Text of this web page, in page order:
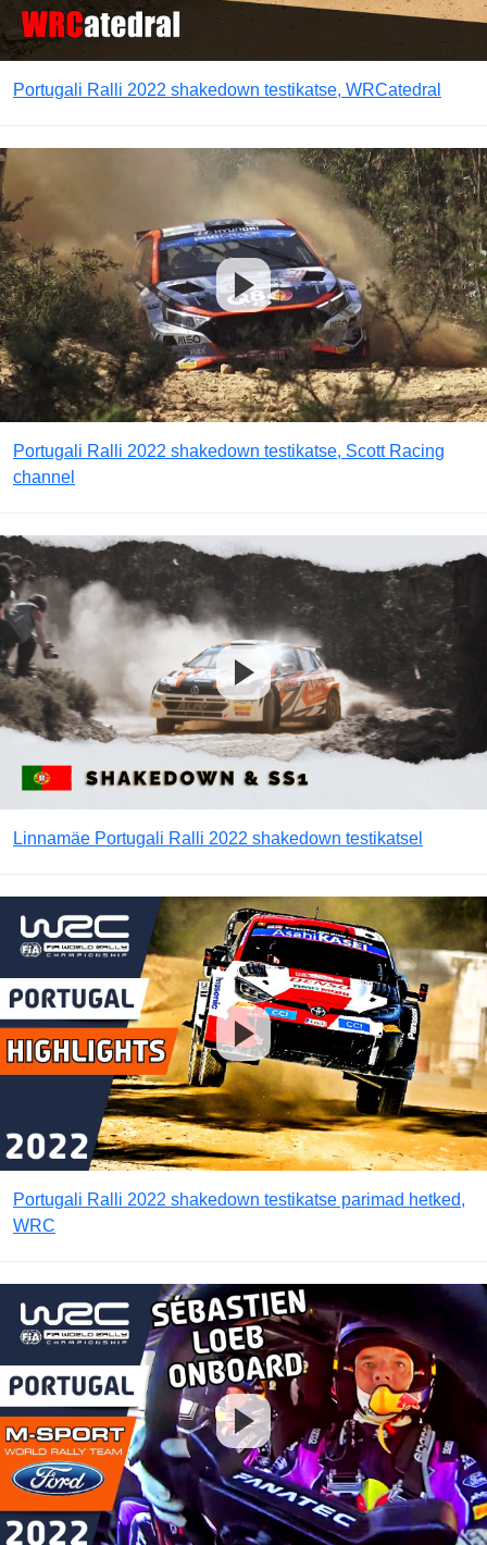
Portugali Ralli 2022 shakedown testikatse, WRCatedral
Portugali Ralli 2022 shakedown testikatse, Scott Racing
channel
Linnamäe Portugali Ralli 2022 shakedown testikatsel
Portugali Ralli 2022 shakedown testikatse parimad hetked,
WRC